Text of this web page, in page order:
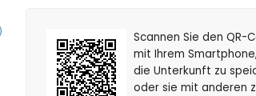
Scannen Sie den QR-
mit Ihrem
die Unterkunft zu
oder sie mit anderen